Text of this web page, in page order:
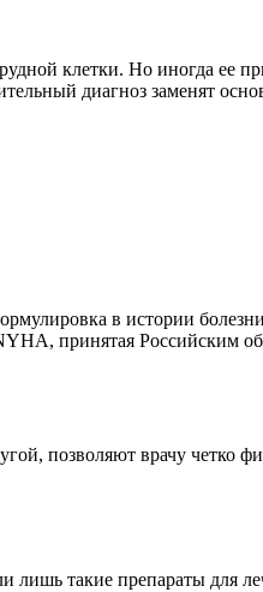
клетки. Но иногда ее
диагноз заменят
в истории
принятая Российским
позволяют врачу четко
лишь такие препараты для